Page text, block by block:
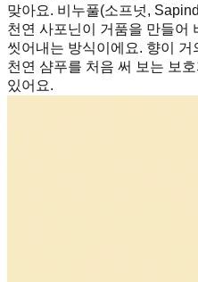
맞아요. 비누풀(소프넛,
천연 사포닌이 거품을 만들어
씻어내는 방식이에요. 향이
천연 샴푸를 처음 써 보는 보
있어요.